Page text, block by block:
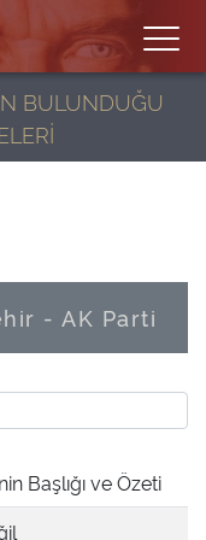
BULUNDUĞU
- AK Parti
Başlığı ve Özeti